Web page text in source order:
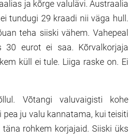
ja kõrge valulävi. Austraalia
tundugi 29 kraadi nii väga hull.
teha siiski vähem. Vahepeal
30 eurot ei saa. Kõrvalkorjaja
küll ei tule. Liiga raske on. Ei
Võtangi valuvaigisti kohe
pea ju valu kannatama, kui teisiti
rohkem korjajaid. Siiski üks